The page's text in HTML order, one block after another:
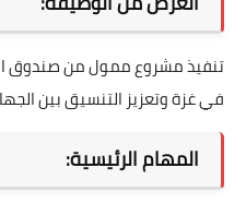
تنفيذ مشروع ممول من صندوق
في غزة وتعزيز التنسيق بين
المهام الرئيسية: